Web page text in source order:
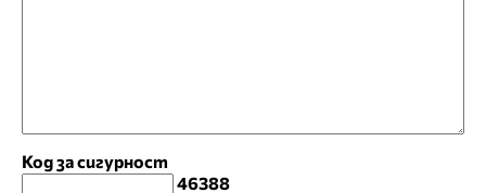
Код за сигурност
46388